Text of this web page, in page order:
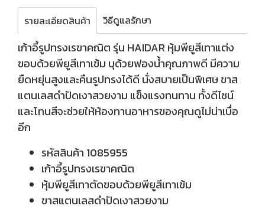
รายละเอียดสินค้า วิธีดูแลรักษา
เก้าอี้รูปทรงเรขาคณิต รุ่น HAIDAR หุ้มพียูสีเทาแต่ง
ขอบด้วยพียูสีเทาเข้ม บุด้วยฟองน้ำคุณภาพดี มีความ
ยืดหยุ่นสูงและคืนรูปทรงได้ดี นั่งสบายเป็นพิเศษ ขาส
แตนเลสดำปัดเงาสวยงาม แข็งแรงทนทาน ทั้งดีไซน์
และโทนสีจะช่วยให้ห้องทานอาหารของคุณดูไม่น่าเบื่อ
อีก
รหัสสินค้า 1085955
เก้าอี้รูปทรงเรขาคณิต
หุ้มพียูสีเทาตัดขอบด้วยพียูสีเทาเข้ม
ขาสแตนเลสดำปัดเงาสวยงาม